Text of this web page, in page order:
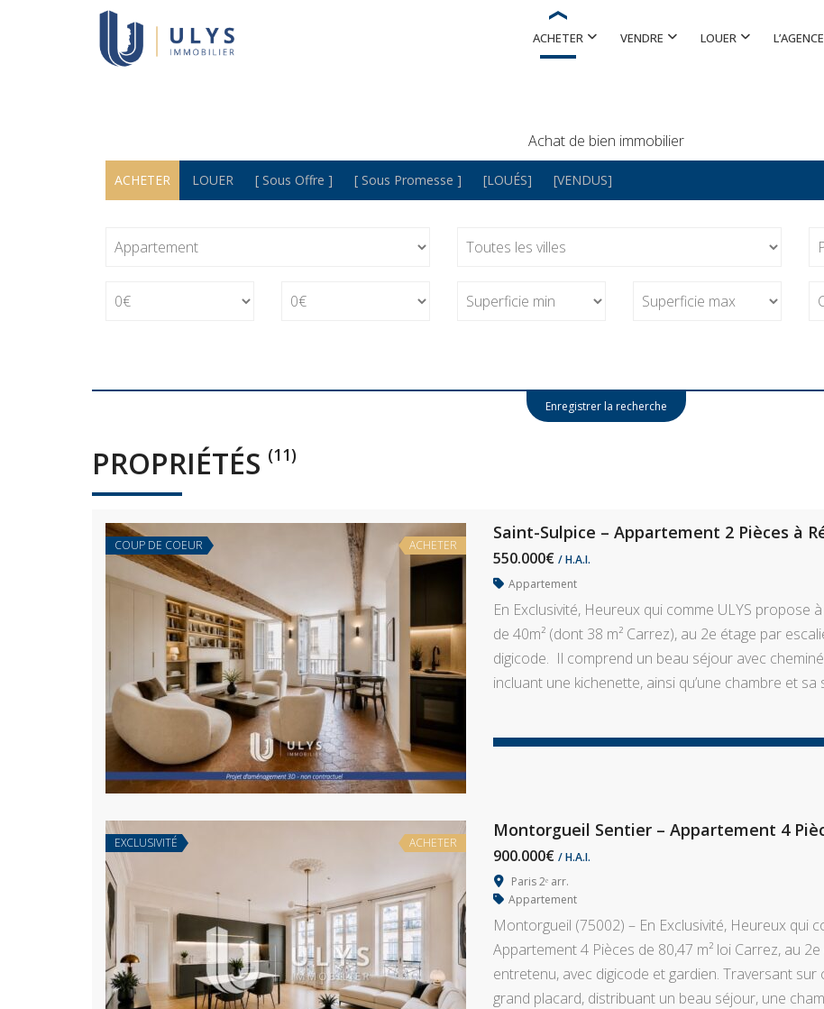
ACHETER VENDRE LOUER L’AGENCE
Achat de bien immobilier
ACHETER LOUER [ Sous Offre ] [ Sous Promesse ] [LOUÉS] [VENDUS]
Enregistrer la recherche
PROPRIÉTÉS (11)
COUP DE COEUR ACHETER
Saint-Sulpice – Appartement 2 Pièces à
550.000€ / H.A.I.
Appartement
En Exclusivité, Heureux qui comme ULYS
de 40m² (dont 38 m² Carrez), au 2e étage par
digicode. Il comprend un beau séjour avec
incluant une kichenette, ainsi qu’une chambre et sa
EXCLUSIVITÉ ACHETER
Montorgueil Sentier – Appartement 4
900.000€ / H.A.I.
Paris 2ᵉ arr.
Appartement
Montorgueil (75002) – En Exclusivité, Heureux qui
Appartement 4 Pièces de 80,47 m² loi Carrez, au
entretenu, avec digicode et gardien. Traversant
grand placard, distribuant un beau séjour, une